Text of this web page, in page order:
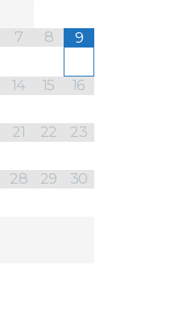
7 8 9
14 15 16
21 22 23
28 29 30